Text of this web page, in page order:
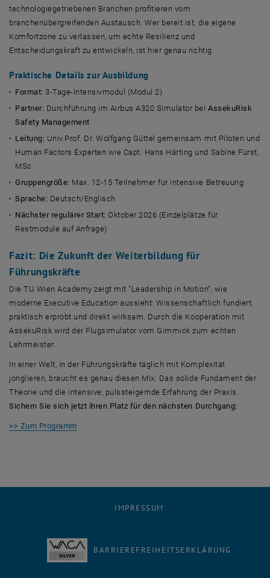
technologiegetriebenen Branchen profitieren vom
branchenübergreifenden Austausch. Wer bereit ist, die eigene
Komfortzone zu verlassen, um echte Resilienz und
Entscheidungskraft zu entwickeln, ist hier genau richtig.
Praktische Details zur Ausbildung
Format: 3-Tage-Intensivmodul (Modul 2)
Partner: Durchführung im Airbus A320 Simulator beiAssekuRisk
Safety Management
Leitung: Univ.Prof. Dr. Wolfgang Güttel gemeinsam mit Piloten und
Human Factors Experten wie Capt. Hans Härting und Sabine Fürst,
MSc
Gruppengröße: Max. 12-15 Teilnehmer für intensive Betreuung
Sprache: Deutsch/Englisch
Nächster regulärer Start: Oktober 2026 (Einzelplätze für
Restmodule auf Anfrage)
Fazit: Die Zukunft der Weiterbildung für
Führungskräfte
Die TU Wien Academy zeigt mit "Leadership in Motion", wie
moderne Executive Education aussieht: Wissenschaftlich fundiert,
praktisch erprobt und direkt wirksam. Durch die Kooperation mit
AssekuRisk wird der Flugsimulator vom Gimmick zum echten
Lehrmeister.
In einer Welt, in der Führungskräfte täglich mit Komplexität
jonglieren, braucht es genau diesen Mix: Das solide Fundament der
Theorie und die intensive, pulssteigernde Erfahrung der Praxis.
Sichern Sie sich jetzt ihren Platz für den nächsten Durchgang:
>> Zum Programm
IMPRESSUM
BARRIEREFREIHEITSERKLÄRUNG